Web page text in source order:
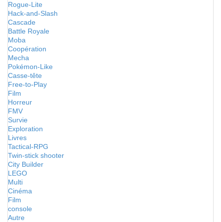
Rogue-Lite
Hack-and-Slash
Cascade
Battle Royale
Moba
Coopération
Mecha
Pokémon-Like
Casse-tête
Free-to-Play
Film
Horreur
FMV
Survie
Exploration
Livres
Tactical-RPG
Twin-stick shooter
City Builder
LEGO
Multi
Cinéma
Film
console
Autre